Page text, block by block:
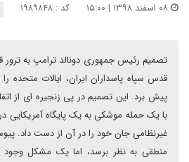
کد : ۱۹۸۹۸۴۸
تصمیم رئیس جمهوری دونالد ترامپ به ترور
قدس سپاه پاسداران ایران، ایالات متحده
با یک حمله موشکی به یک پایگاه آمریکایی
غیرنظامی جان خود را در آن از دست داد.
منطقی به نظر برسد، اما یک مشکل